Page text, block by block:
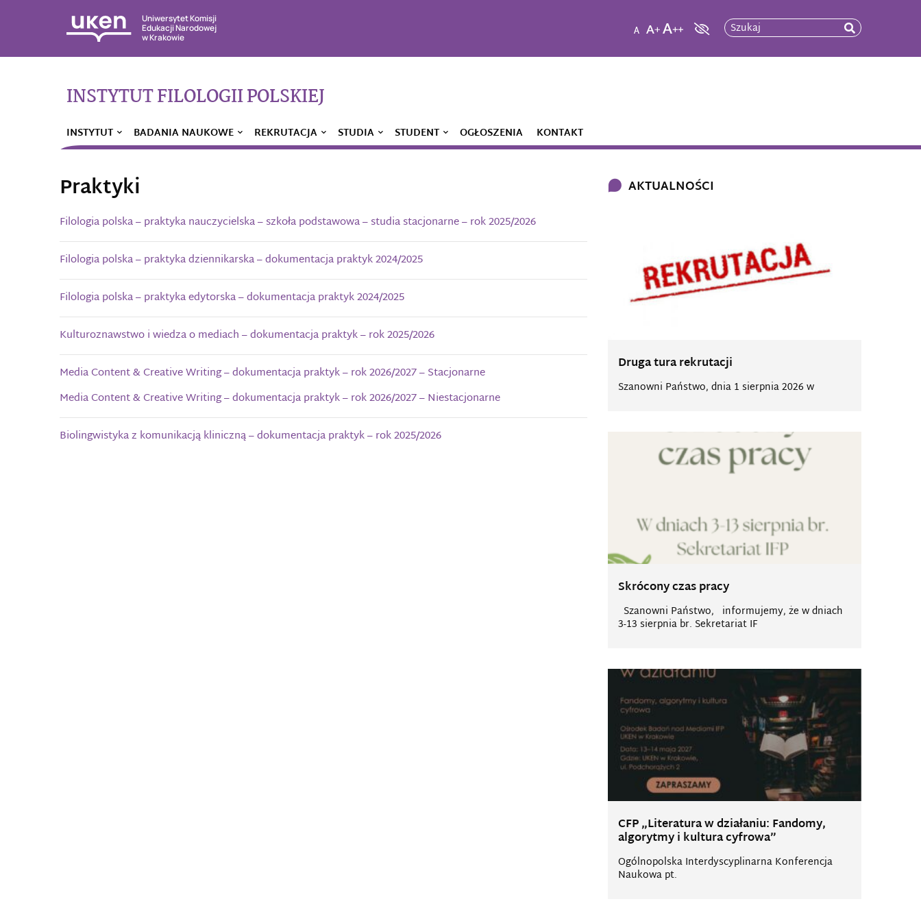
Uniwersytet Komisji
Edukacji Narodowej
w Krakowie
Szukaj
INSTYTUT FILOLOGII POLSKIEJ
INSTYTUT BADANIA NAUKOWE REKRUTACJA STUDIA STUDENT OGŁOSZENIA KONTAKT
Praktyki
Filologia polska – praktyka nauczycielska – szkoła podstawowa – studia stacjonarne – rok 2025/2026
Filologia polska – praktyka dziennikarska – dokumentacja praktyk 2024/2025
Filologia polska – praktyka edytorska – dokumentacja praktyk 2024/2025
Kulturoznawstwo i wiedza o mediach – dokumentacja praktyk – rok 2025/2026
Media Content & Creative Writing – dokumentacja praktyk – rok 2026/2027 – Stacjonarne
Media Content & Creative Writing – dokumentacja praktyk – rok 2026/2027 – Niestacjonarne
Biolingwistyka z komunikacją kliniczną – dokumentacja praktyk – rok 2025/2026
AKTUALNOŚCI
Druga tura rekrutacji
Szanowni Państwo, dnia 1 sierpnia 2026 w
Skrócony czas pracy
Szanowni Państwo, informujemy, że w dniach
3-13 sierpnia br. Sekretariat IF
CFP „Literatura w działaniu: Fandomy,
algorytmy i kultura cyfrowa”
Ogólnopolska Interdyscyplinarna Konferencja
Naukowa pt.